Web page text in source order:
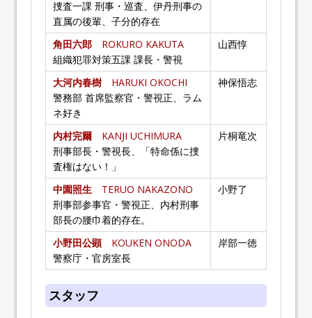
捜査一課 刑事・巡査、伊丹刑事の
直属の後輩、子分的存在
角田六郎 ROKURO KAKUTA
組織犯罪対策五課 課長・警視
山西惇
大河内春樹 HARUKI OKOCHI
警務部 首席監察官・警視正、ラム
ネ好き
神保悟志
内村完爾 KANJI UCHIMURA
刑事部長・警視長、「特命係に捜
査権はない！」
片桐竜次
中園照生 TERUO NAKAZONO
刑事部参事官・警視正、内村刑事
部長の腰巾着的存在。
小野了
小野田公顕KOUKEN ONODA
警察庁・官房室長
岸部一徳
スタッフ